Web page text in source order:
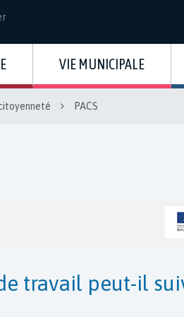
VIE MUNICIPALE
PACS
travail peut-il